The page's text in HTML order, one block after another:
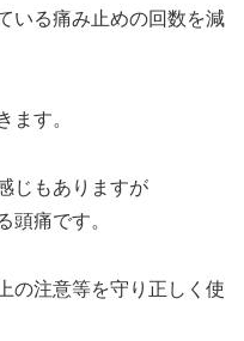
いる痛み止めの回数を減
ます。
じもありますが
頭痛です。
の注意等を守り正しく使